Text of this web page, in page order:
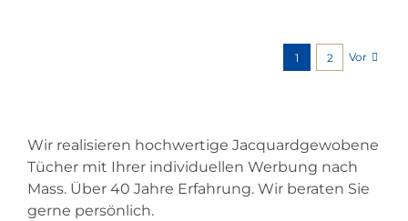
1 2 Vor
Wir realisieren hochwertige Jacquardgewobene
Tücher mit Ihrer individuellen Werbung nach
Mass. Über 40 Jahre Erfahrung. Wir beraten Sie
gerne persönlich.